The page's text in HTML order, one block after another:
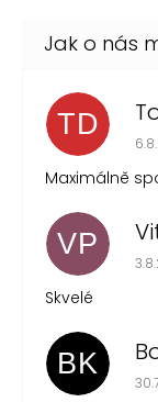
TD
Maximálně
VP
Skvelé
BK